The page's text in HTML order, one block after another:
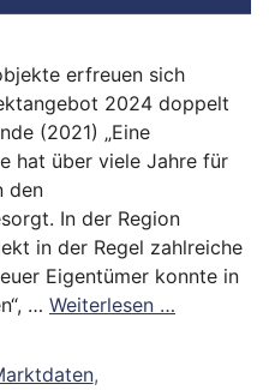
erfreuen sich
2024 doppelt
(2021) „Eine
hat über viele Jahre für
den
In der Region
in der Regel zahlreiche
Eigentümer konnte in
… Weiterlesen …
,